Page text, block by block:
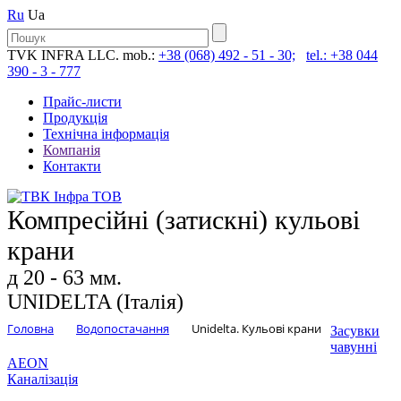
Ru Ua
TVK INFRA LLC. mob.: +38 (068) 492 - 51 - 30;
tel.: +38 044
390 - 3 - 777
Прайс-листи
Продукція
Технічна інформація
Компанія
Контакти
Компресійні (затискні) кульові
крани
д 20 - 63 мм.
UNIDELTA (Італія)
Головна Водопостачання Unidelta. Кульові крани Засувки
чавунні
AEON
Каналізація